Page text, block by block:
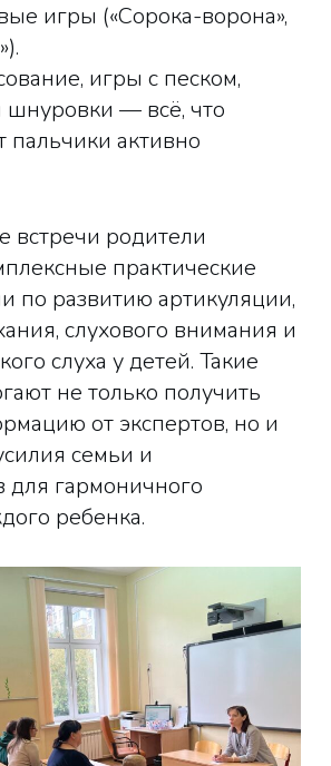
игры («Сорока-ворона»,
игры с песком,
шнуровки — всё, что
пальчики активно
встречи родители
практические
по развитию артикуляции,
слухового внимания и
слуха у детей. Такие
не только получить
от экспертов, но и
семьи и
для гармоничного
ребенка.